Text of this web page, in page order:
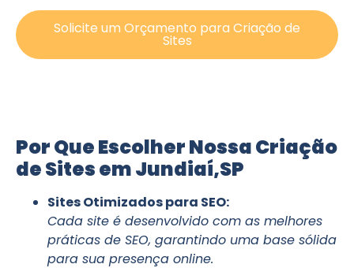
Solicite um Orçamento para Criação de
Sites
Por Que Escolher Nossa Criação
de Sites em Jundiaí,SP
Sites Otimizados para SEO:
Cada site é desenvolvido com as melhores
práticas de SEO, garantindo uma base sólida
para sua presença online.